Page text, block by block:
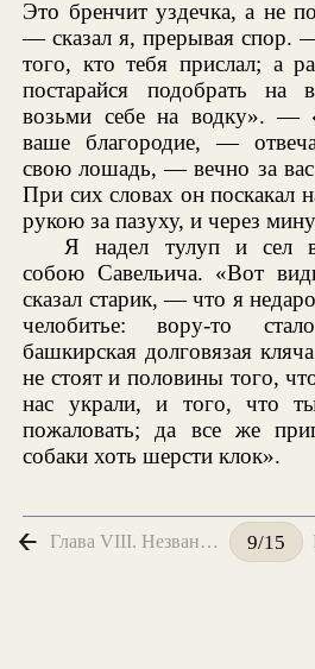
Это бренчит уздечка, а не
— сказал я, прерывая спор.
того, кто тебя прислал; а
постарайся подобрать на
возьми себе на водку». —
ваше благородие, —
свою лошадь, — вечно за
При сих словах он поскакал
рукою за пазуху, и через
Я надел тулуп и сел
собою Савельича. «Вот
сказал старик, — что я
челобитье: вору-то
башкирская долговязая
не стоят и половины того,
нас украли, и того, что
пожаловать; да все же
собаки хоть шерсти клок».
Глава VIII. Незваный гость 9/15